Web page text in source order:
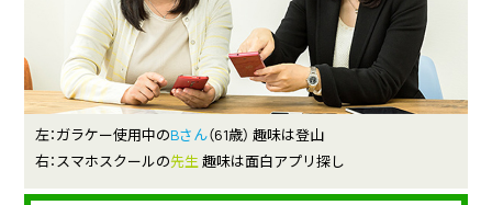
左：ガラケー使用中のBさん（61歳） 趣味は登山
右：スマホスクールの先生趣味は面白アプリ探し